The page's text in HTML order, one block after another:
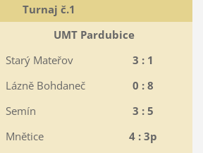
Turnaj č.1
UMT Pardubice
Starý Mateřov
3 : 1
Lázně Bohdaneč
0 : 8
Semín
3 : 5
Mnětice 4 : 3p